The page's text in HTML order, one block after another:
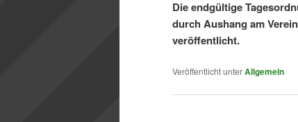
Die endgültige
durch Aushang am
veröffentlicht.
Veröffentlicht unterAllgemein